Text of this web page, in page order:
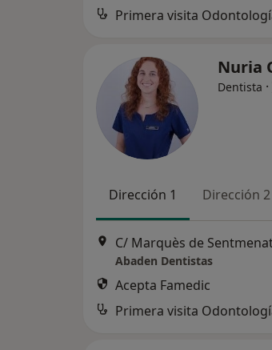
Primera visita
Nuria
Dentista ·
Dirección 1 Dirección 2
C/ Marquès de
Abaden Dentistas
Acepta Famedic
Primera visita